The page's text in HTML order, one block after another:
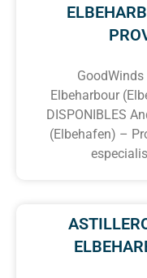
GoodWinds
Elbeharbour
DISPONIBLES
(Elbehafen) –